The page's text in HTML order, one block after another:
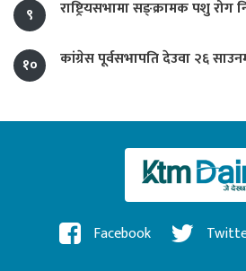
९ राष्ट्रियसभामा सङ्क्रामक पशु
१० कांग्रेस पूर्वसभापति देउवा २६
Facebook